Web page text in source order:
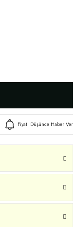
Fiyatı Düşünce Haber Ver